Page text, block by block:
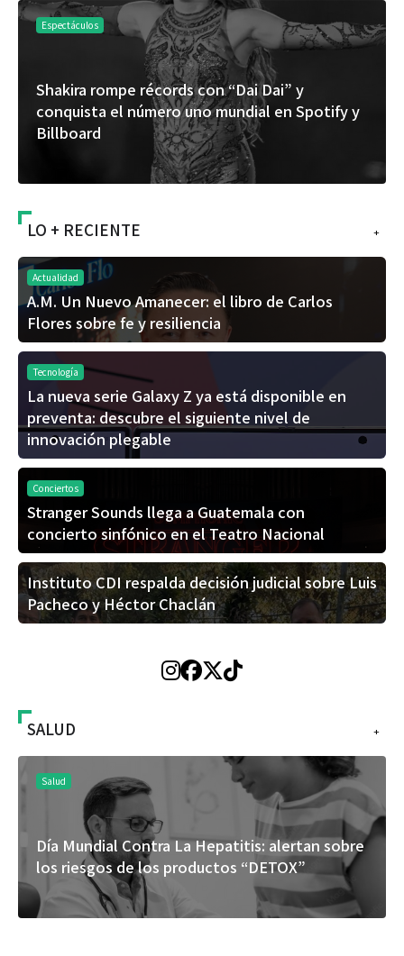
Espectáculos
Shakira rompe récords con “Dai Dai” y
conquista el número uno mundial en Spotify y
Billboard
+
LO + RECIENTE
Actualidad
A.M. Un Nuevo Amanecer: el libro de Carlos
Flores sobre fe y resiliencia
Tecnología
La nueva serie Galaxy Z ya está disponible en
preventa: descubre el siguiente nivel de
innovación plegable
Conciertos
Stranger Sounds llega a Guatemala con
concierto sinfónico en el Teatro Nacional
Instituto CDI respalda decisión judicial sobre Luis
Pacheco y Héctor Chaclán
+
SALUD
Salud
Día Mundial Contra La Hepatitis: alertan sobre
los riesgos de los productos “DETOX”